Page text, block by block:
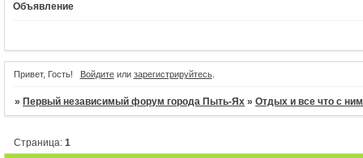
Объявление
Привет, Гость! Войдитеили зарегистрируйтесь.
»Первый независимый форум города Пыть-Ях »Отдых и все что с
Страница:1